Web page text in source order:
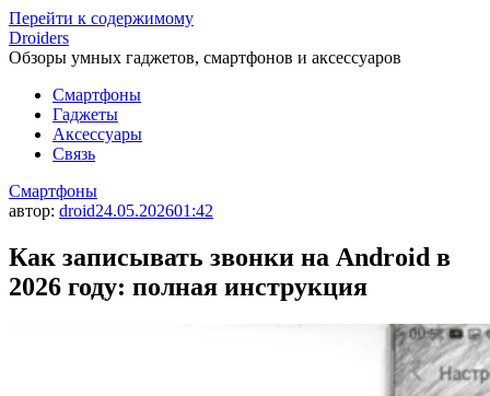
Перейти к содержимому
Droiders
Обзоры умных гаджетов, смартфонов и аксессуаров
Смартфоны
Гаджеты
Аксессуары
Связь
Смартфоны
автор: droid24.05.202601:42
Как записывать звонки на Android в
2026 году: полная инструкция